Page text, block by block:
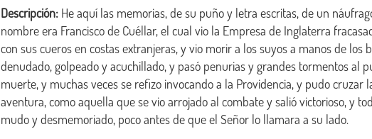
Descripción: He aquí las memorias, de su puño y letra escritas, de un
nombre era Francisco de Cuéllar, el cual vio la Empresa de Inglaterra
con sus cueros en costas extranjeras, y vio morir a los suyos a manos de los
denudado, golpeado y acuchillado, y pasó penurias y grandes tormentos al
muerte, y muchas veces se refizo invocando a la Providencia, y pudo cruzar
aventura, como aquella que se vio arrojado al combate y salió victorioso, y
mudo y desmemoriado, poco antes de que el Señor lo llamara a su lado.